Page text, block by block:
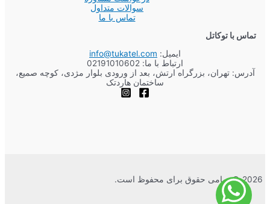
سوالات متداول
تماس با ما
تماس با توکاتل
ایمیل: info@tukatel.com
ارتباط با ما: 02191010602
آدرس: تهران، بزرگراه ارتش، بعد از ورودی بلوار مژدی، کوچه صمیع،
ساختمان هاردتک